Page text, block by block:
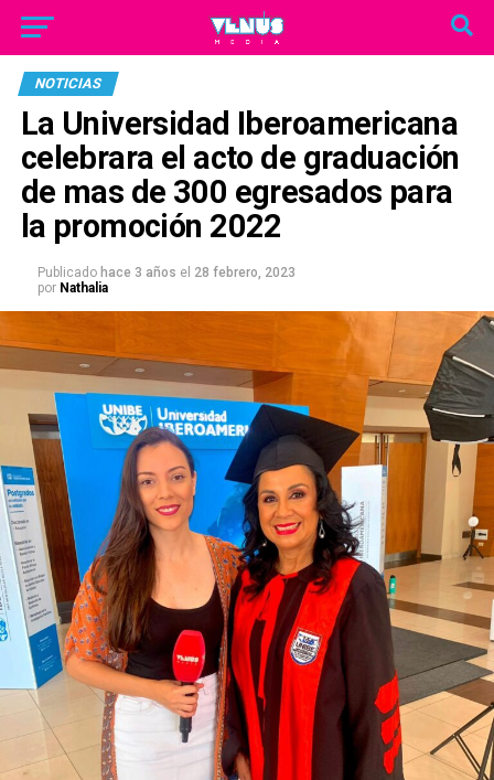
NOTICIAS
La Universidad Iberoamericana
celebrara el acto de graduación
de mas de 300 egresados para
la promoción 2022
Publicado hace 3 años el 28 febrero, 2023
por Nathalia